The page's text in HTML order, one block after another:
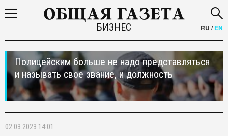
БИЗНЕС RU /EN
Полицейским больше не надо представляться
и называть свое звание, и должность
02.03.2023 14:01